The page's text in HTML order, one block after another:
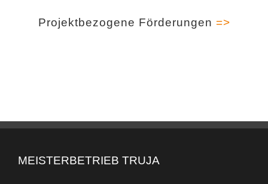
Projektbezogene Förderungen =>
MEISTERBETRIEB TRUJA